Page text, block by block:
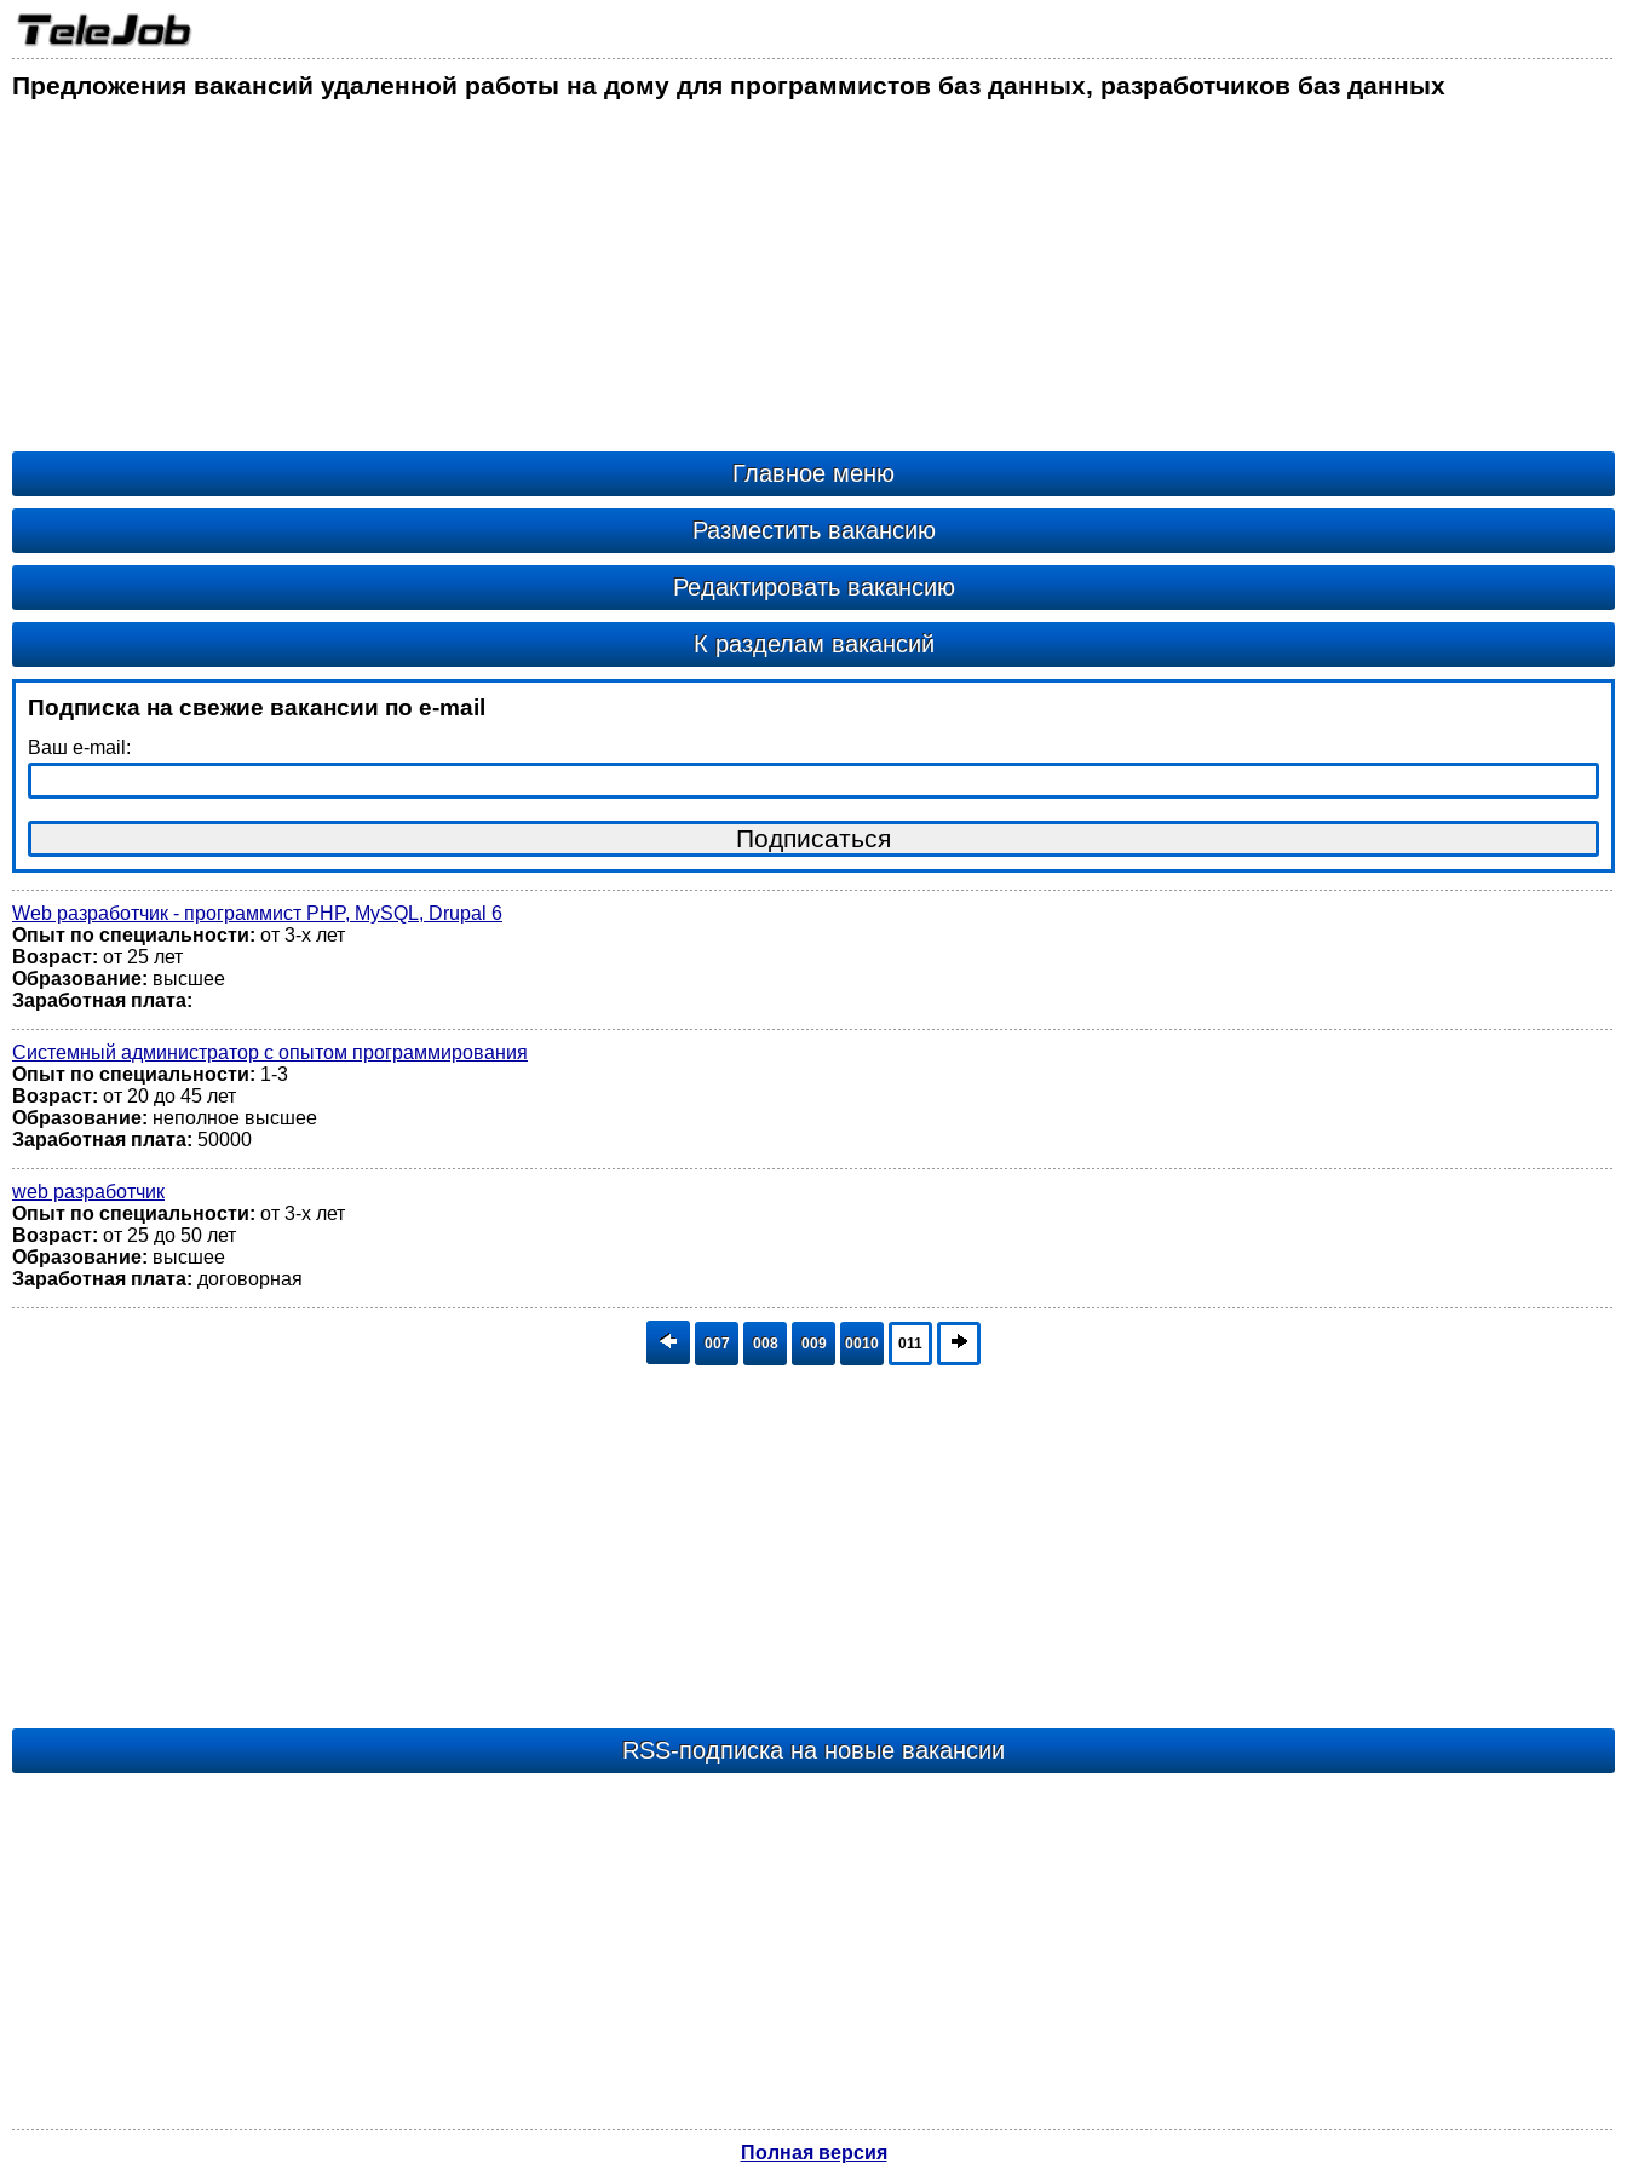
Предложения вакансий удаленной работы на дому для программистов баз данных, разработчиков баз данных
Главное меню
Разместить вакансию
Редактировать вакансию
К разделам вакансий
Подписка на свежие вакансии по e-mail
Ваш e-mail:
Web разработчик - программист PHP, MySQL, Drupal 6
Опыт по специальности: от 3-х лет
Возраст: от 25 лет
Образование: высшее
Заработная плата:
Системный администратор с опытом программирования
Опыт по специальности: 1-3
Возраст: от 20 до 45 лет
Образование: неполное высшее
Заработная плата: 50000
web разработчик
Опыт по специальности: от 3-х лет
Возраст: от 25 до 50 лет
Образование: высшее
Заработная плата: договорная
007 008 009 0010 011
RSS-подписка на новые вакансии
Полная версия